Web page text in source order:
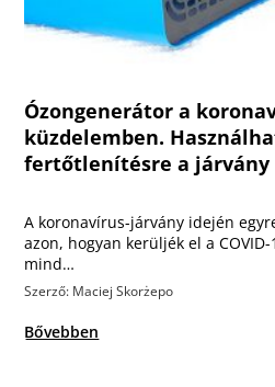
Ózongenerátor a
küzdelemben.
fertőtlenítésre a járvány
A koronavírus-járvány idején
azon, hogyan kerüljék el a
mind…
Szerző: Maciej Skorżepo
Bővebben